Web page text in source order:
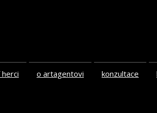
o artagentovi konzultace